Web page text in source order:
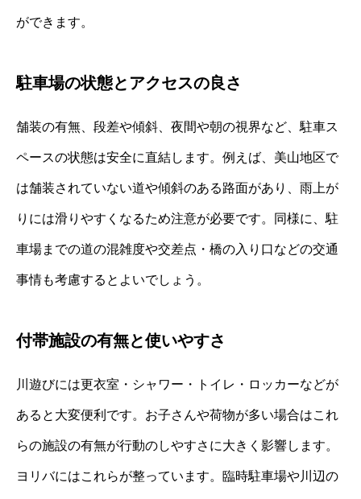
ができます。
駐車場の状態とアクセスの良さ
舗装の有無、段差や傾斜、夜間や朝の視界など、駐車ス
ペースの状態は安全に直結します。例えば、美山地区で
は舗装されていない道や傾斜のある路面があり、雨上が
りには滑りやすくなるため注意が必要です。同様に、駐
車場までの道の混雑度や交差点・橋の入り口などの交通
事情も考慮するとよいでしょう。
付帯施設の有無と使いやすさ
川遊びには更衣室・シャワー・トイレ・ロッカーなどが
あると大変便利です。お子さんや荷物が多い場合はこれ
らの施設の有無が行動のしやすさに大きく影響します。
ヨリバにはこれらが整っています。臨時駐車場や川辺の